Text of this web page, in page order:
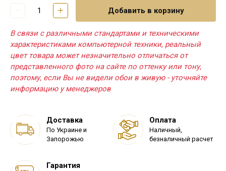
Добавить в корзину
В связи с различными стандартами и техническими
характеристиками компьютерной техники, реальный
цвет товара может незначительно отличаться от
представленного фото на сайте по оттенку или тону,
поэтому, если Вы не видели обои в живую - уточняйте
информацию у менеджеров
Доставка
По Украине и
Запорожью
Оплата
Наличный,
безналичный расчет
Гарантия